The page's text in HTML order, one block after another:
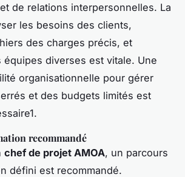
de relations interpersonnelles. La
les besoins des clients,
des charges précis, et
diverses est vitale. Une
organisationnelle pour gérer
et des budgets limités est
recommandé
chef de projet AMOA, un parcours
défini est recommandé.